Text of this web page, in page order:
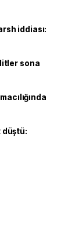
iddiası:
sona
düştü: